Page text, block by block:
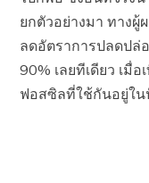
ยกตัวอย่างมา ทางผู้
ลดอัตราการปลดปล่
90% เลยทีเดียว เมื่
ฟอสซิลที่ใช้กันอยู่ใน